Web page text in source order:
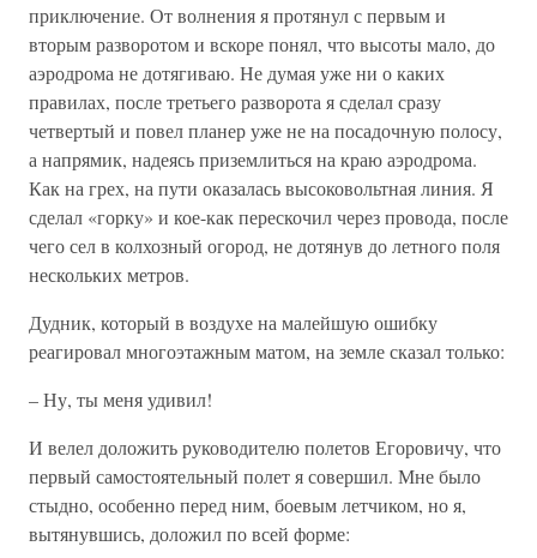
приключение. От волнения я протянул с первым и
вторым разворотом и вскоре понял, что высоты мало, до
аэродрома не дотягиваю. Не думая уже ни о каких
правилах, после третьего разворота я сделал сразу
четвертый и повел планер уже не на посадочную полосу,
а напрямик, надеясь приземлиться на краю аэродрома.
Как на грех, на пути оказалась высоковольтная линия. Я
сделал «горку» и кое-как перескочил через провода, после
чего сел в колхозный огород, не дотянув до летного поля
нескольких метров.
Дудник, который в воздухе на малейшую ошибку
реагировал многоэтажным матом, на земле сказал только:
– Ну, ты меня удивил!
И велел доложить руководителю полетов Егоровичу, что
первый самостоятельный полет я совершил. Мне было
стыдно, особенно перед ним, боевым летчиком, но я,
вытянувшись, доложил по всей форме: